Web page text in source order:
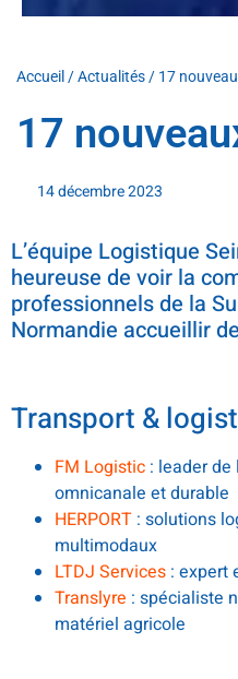
Accueil /Actualités / 17
17
14 décembre 2023
L’équipe Logistique
heureuse de voir la
professionnels de la
Normandie accueillir
Transport &
FM Logistic : leader
omnicanale et durable
HERPORT : solutions
multimodaux
LTDJ Services : expert
Translyre : spécialiste
matériel agricole